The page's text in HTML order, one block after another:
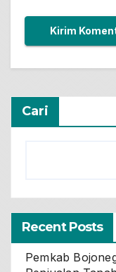
Cari
Recent Posts
Pemkab